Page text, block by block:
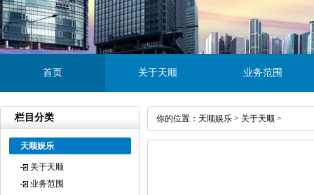
首页 关于天顺 业务范围
栏目分类
天顺娱乐
关于天顺
业务范围
你的位置： 天顺娱乐 > 关于天顺 >